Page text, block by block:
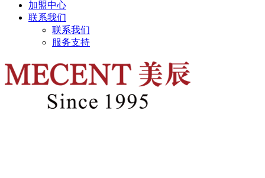
加盟中心
联系我们
联系我们
服务支持